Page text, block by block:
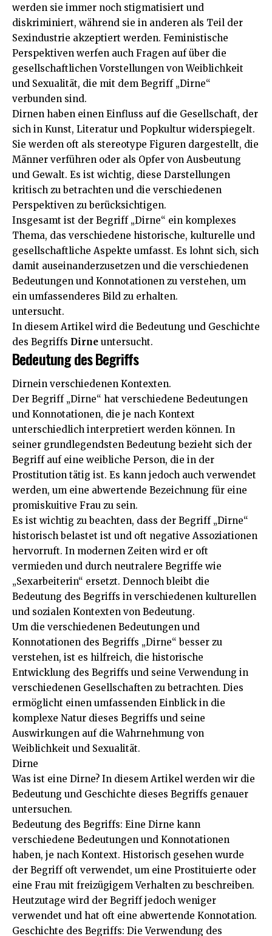
werden sie immer noch stigmatisiert und
diskriminiert, während sie in anderen als Teil der
Sexindustrie akzeptiert werden. Feministische
Perspektiven werfen auch Fragen auf über die
gesellschaftlichen Vorstellungen von Weiblichkeit
und Sexualität, die mit dem Begriff „Dirne“
verbunden sind.
Dirnen haben einen Einfluss auf die Gesellschaft, der
sich in Kunst, Literatur und Popkultur widerspiegelt.
Sie werden oft als stereotype Figuren dargestellt, die
Männer verführen oder als Opfer von Ausbeutung
und Gewalt. Es ist wichtig, diese Darstellungen
kritisch zu betrachten und die verschiedenen
Perspektiven zu berücksichtigen.
Insgesamt ist der Begriff „Dirne“ ein komplexes
Thema, das verschiedene historische, kulturelle und
gesellschaftliche Aspekte umfasst. Es lohnt sich, sich
damit auseinanderzusetzen und die verschiedenen
Bedeutungen und Konnotationen zu verstehen, um
ein umfassenderes Bild zu erhalten.
untersucht.
In diesem Artikel wird die Bedeutung und Geschichte
des Begriffs Dirne untersucht.
Bedeutung des Begriffs
Dirnein verschiedenen Kontexten.
Der Begriff „Dirne“ hat verschiedene Bedeutungen
und Konnotationen, die je nach Kontext
unterschiedlich interpretiert werden können. In
seiner grundlegendsten Bedeutung bezieht sich der
Begriff auf eine weibliche Person, die in der
Prostitution tätig ist. Es kann jedoch auch verwendet
werden, um eine abwertende Bezeichnung für eine
promiskuitive Frau zu sein.
Es ist wichtig zu beachten, dass der Begriff „Dirne“
historisch belastet ist und oft negative Assoziationen
hervorruft. In modernen Zeiten wird er oft
vermieden und durch neutralere Begriffe wie
„Sexarbeiterin“ ersetzt. Dennoch bleibt die
Bedeutung des Begriffs in verschiedenen kulturellen
und sozialen Kontexten von Bedeutung.
Um die verschiedenen Bedeutungen und
Konnotationen des Begriffs „Dirne“ besser zu
verstehen, ist es hilfreich, die historische
Entwicklung des Begriffs und seine Verwendung in
verschiedenen Gesellschaften zu betrachten. Dies
ermöglicht einen umfassenden Einblick in die
komplexe Natur dieses Begriffs und seine
Auswirkungen auf die Wahrnehmung von
Weiblichkeit und Sexualität.
Dirne
Was ist eine Dirne? In diesem Artikel werden wir die
Bedeutung und Geschichte dieses Begriffs genauer
untersuchen.
Bedeutung des Begriffs: Eine Dirne kann
verschiedene Bedeutungen und Konnotationen
haben, je nach Kontext. Historisch gesehen wurde
der Begriff oft verwendet, um eine Prostituierte oder
eine Frau mit freizügigem Verhalten zu beschreiben.
Heutzutage wird der Begriff jedoch weniger
verwendet und hat oft eine abwertende Konnotation.
Geschichte des Begriffs: Die Verwendung des